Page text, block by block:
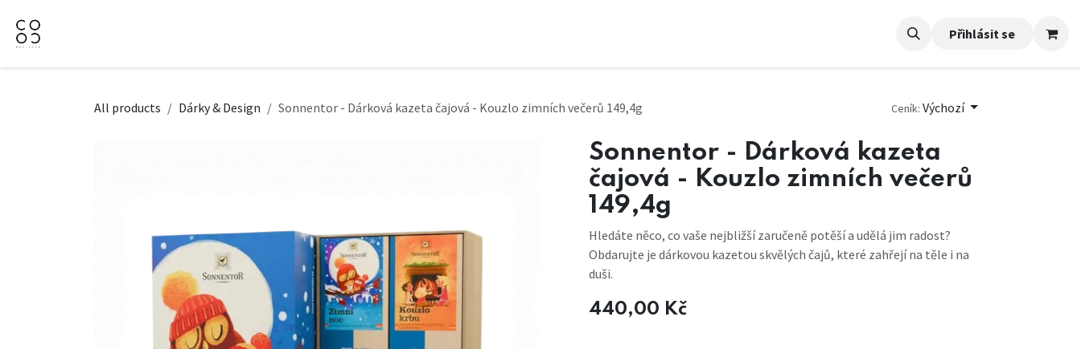
Přihlásit se
All products Dárky & Design Sonnentor - Dárková kazeta čajová - Kouzlo zimních večerů 149,4g Ceník: Výchozí
Sonnentor - Dárková kazeta
čajová - Kouzlo zimních večerů
149,4g
Hledáte něco, co vaše nejbližší zaručeně potěší a udělá jim radost?
Obdarujte je dárkovou kazetou skvělých čajů, které zahřejí na těle i na
duši.
440,00 Kč